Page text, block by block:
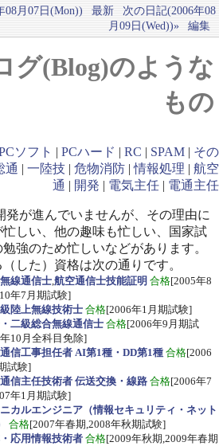
08月07日(Mon)) 最新
次の日記(2006年08
月09日(Wed))»
編集
グ(Blog)のような
もの
ソフト | PCハード | RC | SPAM | その
通 | 一陸技 | 危物消防 |情報処理 | 航空
通 | 開発 | 電気主任 | 電通主任
発が進んでいませんが、その理由に
忙しい、他の趣味も忙しい、国家試
強のため忙しいなどがあります。
した）資格は次の通りです。
線通信士,航空通信士技能証明 合格[2005年8
年7月期試験]
陸上無線技術士 合格[2006年1月期試験]
二級総合無線通信士 合格[2006年9月期試
10月全科目免除]
信工事担任者 AI第1種・DD第1種 合格[2006
試験]
信主任技術者 伝送交換・線路 合格[2006年7
年1月期試験]
カルエンジニア（情報セキュリティ・ネット
合格[2007年春期,2008年秋期試験]
応用情報技術者 合格[2009年秋期,2009年春期